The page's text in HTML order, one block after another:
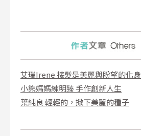
艾瑞Irene 接髮是美麗與盼望的化身
小熊媽媽練明臻 手作創新人生
葉純良 輕輕的，撒下美麗的種子